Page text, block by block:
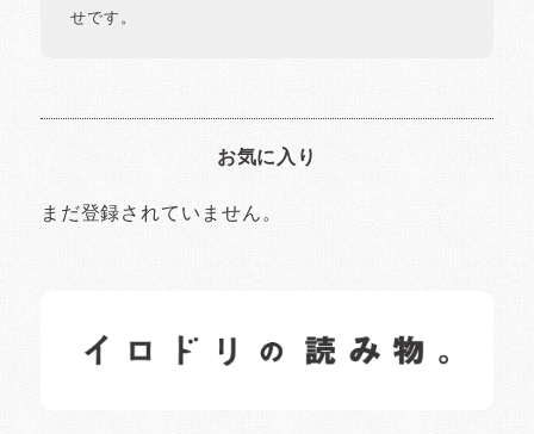
せです。
お気に入り
まだ登録されていません。
日常の様子など随時更新中です。